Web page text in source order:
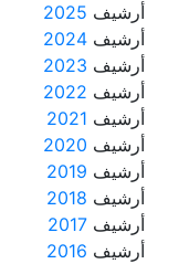
أرشيف 2025
أرشيف 2024
أرشيف 2023
أرشيف 2022
أرشيف 2021
أرشيف 2020
أرشيف 2019
أرشيف 2018
أرشيف 2017
أرشيف 2016